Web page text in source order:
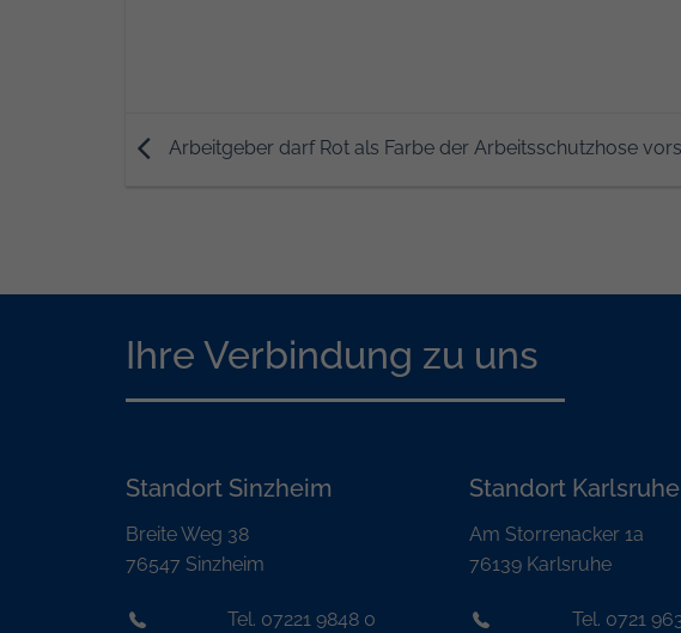
Arbeitgeber darf Rot als Farbe der Arbeitsschutzhose
Ihre Verbindung zu uns
Standort Sinzheim
Breite Weg 38
76547 Sinzheim
Tel. 07221 9848 0
Standort Karlsruhe
Am Storrenacker 1a
76139 Karlsruhe
Tel. 0721